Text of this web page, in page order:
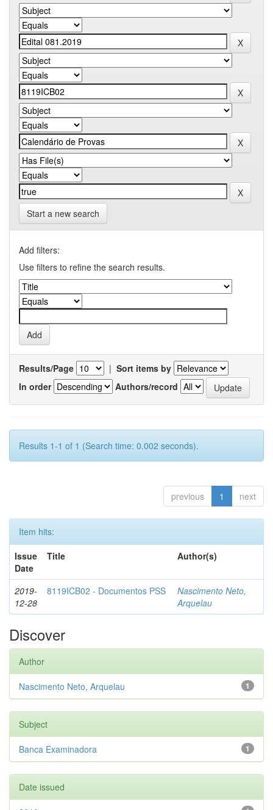
Start a new search
Add filters:
Use filters to refine the search results.
Results/Page | Sort items by
In order
Authors/record
Results 1-1 of 1 (Search time: 0.002 seconds).
previous 1 next
Item hits:
Issue
Date
Title Author(s)
2019-
12-28
8119ICB02 - Documentos PSS
Nascimento Neto,
Arquelau
Discover
Author
1
Nascimento Neto, Arquelau
Subject
1
Banca Examinadora
Date issued